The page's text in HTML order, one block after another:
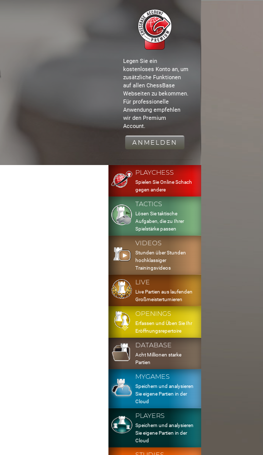
Legen Sie ein
kostenloses Konto an, um
zusätzliche Funktionen
auf allen ChessBase
Webseiten zu bekommen.
Für professionelle
Anwendung empfehlen
wir den Premium
Account.
ANMELDEN
PLAYCHESS
Spielen Sie Online Schach
gegen andere
TACTICS
Lösen Sie taktische
Aufgaben, die zu Ihrer
Spielstärke passen
VIDEOS
Stunden über Stunden
hochklassiger
Trainingsvideos
LIVE
Live Partien aus laufenden
Großmeisterturnieren
OPENINGS
Erfassen und Üben Sie Ihr
Eröffnungsrepertoire
DATABASE
Acht Millionen starke
Partien
MYGAMES
Speichern und analysieren
Sie eigene Partien in der
Cloud
PLAYERS
Speichern und analysieren
Sie eigene Partien in der
Cloud